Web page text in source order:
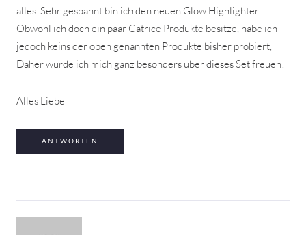
alles. Sehr gespannt bin ich den neuen Glow Highlighter.
Obwohl ich doch ein paar Catrice Produkte besitze, habe ich
jedoch keins der oben genannten Produkte bisher probiert,
Daher würde ich mich ganz besonders über dieses Set freuen!
Alles Liebe
ANTWORTEN